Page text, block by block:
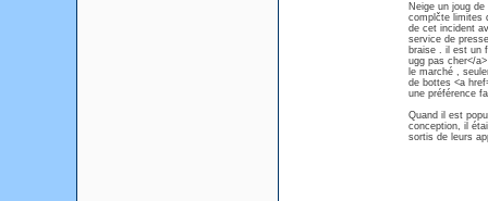
Neige un joug
complčte limites
de cet incident
service de
braise . il est un
ugg pas cher</
le marché ,
de bottes <a
une préférence
Quand il est
conception, il
sortis de leurs